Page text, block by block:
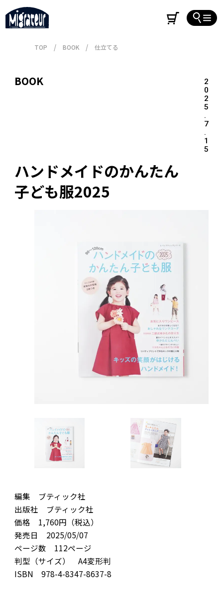
TOP BOOK 仕立てる
BOOK
2
0
2
5
.
7
.
1
5
ハンドメイドのかんたん
子ども服2025
編集 ブティック社
出版社 ブティック社
価格 1,760円（税込）
発売日 2025/05/07
ページ数 112ページ
判型（サイズ） A4変形判
ISBN 978-4-8347-8637-8